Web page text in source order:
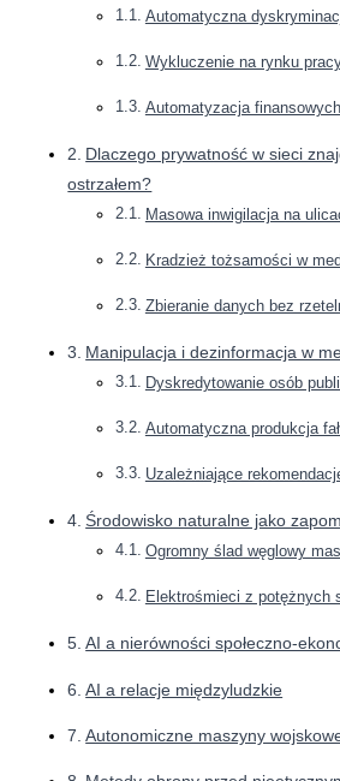
Automatyczna
Wykluczenie na rynku
Automatyzacja
Dlaczego prywatność w sieci
ostrzałem?
Masowa inwigilacja na
Kradzież tożsamości w
Zbieranie danych bez
Manipulacja i dezinformacja w
Dyskredytowanie osób
Automatyczna produkcja
Uzależniające
Środowisko naturalne jako
Ogromny ślad węglowy
Elektrośmieci z potężnych
AI a nierówności społeczno-
AI a relacje międzyludzkie
Autonomiczne maszyny